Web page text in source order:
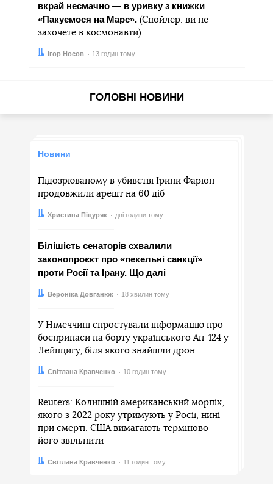
вкрай несмачно — в уривку з книжки
«Пакуємося на Марс». (Спойлер: ви не
захочете в космонавти)
Автор:
Ігор Носов
Дата: 13 годин тому
ГОЛОВНІ НОВИНИ
Новини
Підозрюваному в убивстві Ірини Фаріон
продовжили арешт на 60 діб
Автор:
Христина Піцуряк
Дата: дві години тому
Білішість сенаторів схвалили
законопроєкт про «пекельні санкції»
проти Росії та Ірану. Що далі
Автор:
Вероніка Довганюк
Дата: 18 хвилин тому
У Німеччині спростували інформацію про
боєприпаси на борту українського Ан-124 у
Лейпцигу, біля якого знайшли дрон
Автор:
Світлана Кравченко
Дата: 10 годин тому
Reuters: Колишній американський морпіх,
якого з 2022 року утримують у Росії, нині
при смерті. США вимагають терміново
його звільнити
Автор:
Світлана Кравченко
Дата: 11 годин тому